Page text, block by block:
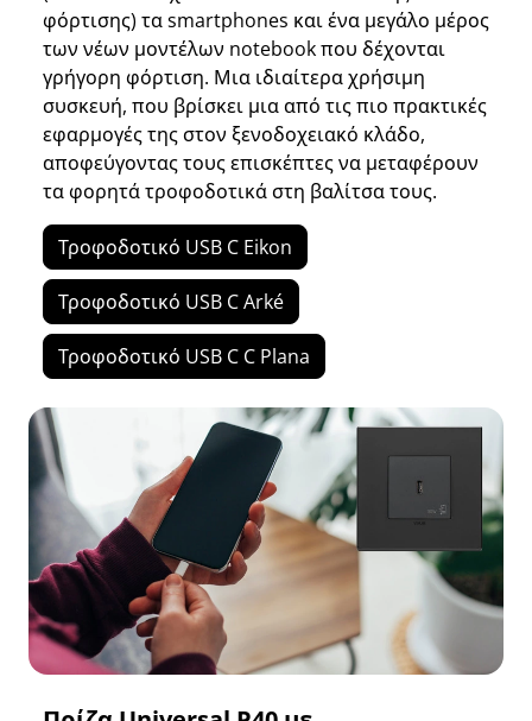
φόρτισης) τα smartphones και ένα μεγάλο μέρος
των νέων μοντέλων notebook που δέχονται
γρήγορη φόρτιση. Μια ιδιαίτερα χρήσιμη
συσκευή, που βρίσκει μια από τις πιο πρακτικές
εφαρμογές της στον ξενοδοχειακό κλάδο,
αποφεύγοντας τους επισκέπτες να μεταφέρουν
τα φορητά τροφοδοτικά στη βαλίτσα τους.
Τροφοδοτικό USB C Eikon
Τροφοδοτικό USB C Arké
Τροφοδοτικό USB C C Plana